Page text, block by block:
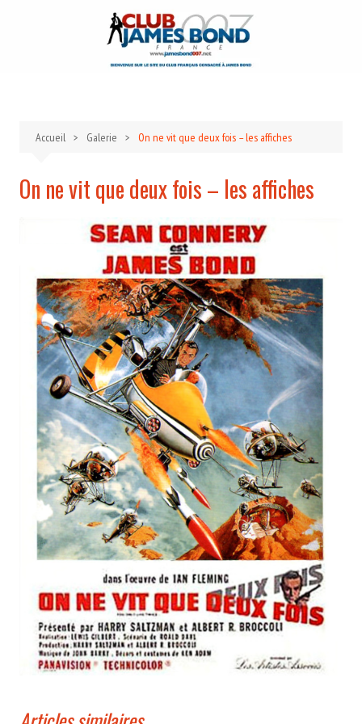
Accueil Galerie On ne vit que deux fois – les affiches
On ne vit que deux fois – les affiches